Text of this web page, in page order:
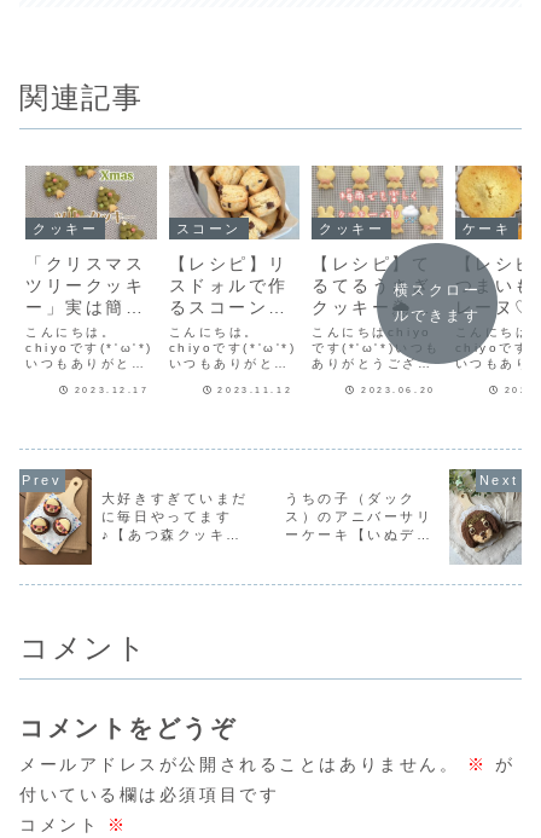
関連記事
クッキー
「クリスマス
ツリークッキ
ー」実は簡単
に作れます🎄
クリスマスク
ッキーのレシ
ピだよ！
こんにちは。
chiyoです(*'ω'*)
いつもありがとう
ぐクリスマス🎄今
作り方動画がある
よよかったら見て
みてね♪「クリスマ
スツリークッキ
ー」作り方動画は
こちら...
2023.12.17
スコーン
【レシピ】リ
スドォルで作
るスコーン♡
やってみたら
めちゃくちゃ
美味しい♡お
手軽スコーン
こんにちは。
chiyoです(*'ω'*)
いつもありがとう
を買うとき、コッ
のですが、すっか
り使うのを忘れて
いて賞味期限が間
2023.11.12
クッキー
【レシピ】て
るてるうさぎ
クッキー🌦梅
雨でも楽しく
クッキー作り
♡
こんにちはchiyo
です(*'ω'*)いつも
ありがとうござい
上がりクッキー作
てる坊主クッキ
ー」を思いついた
ので作ってみまし
2023.06.20
ケーキ
【レシ
つまいも
レーヌ♡
とりさ
も感がと
も美味
秋の味
こんにちは
chiyoです
いつもあり
いもが美味
もマドレー
そくレシピ
よ♡♥ さつ
もマドレ
♥※ポイン
が出来上...
横スクロー
ルできます
大好きすぎていまだ
に毎日やってます
♪【あつ森クッキー
うちの子（ダック
ス）のアニバーサリ
ーケーキ【いぬデコ
コメント
コメントをどうぞ
メールアドレスが公開されることはありません。 ※
が
付いている欄は必須項目です
コメント
※